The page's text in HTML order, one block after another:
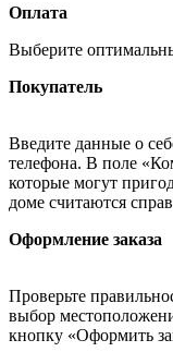
Оплата
Выберите
Покупатель
Введите данные о
телефона. В поле
которые могут
доме считаются
Оформление заказа
Проверьте
выбор
кнопку «Оформить